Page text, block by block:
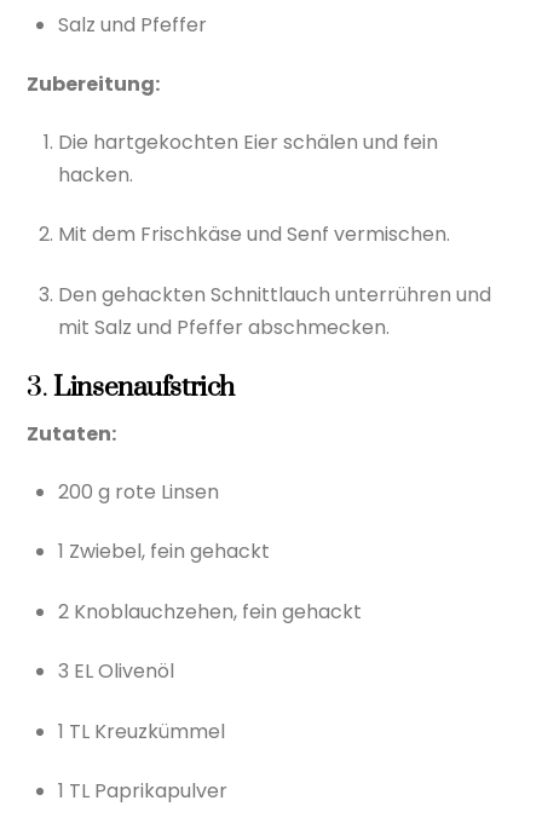
Salz und Pfeffer
Zubereitung:
Die hartgekochten Eier schälen und fein
hacken.
Mit dem Frischkäse und Senf vermischen.
Den gehackten Schnittlauch unterrühren und
mit Salz und Pfeffer abschmecken.
3.Linsenaufstrich
Zutaten:
200 g rote Linsen
1 Zwiebel, fein gehackt
2 Knoblauchzehen, fein gehackt
3 EL Olivenöl
1 TL Kreuzkümmel
1 TL Paprikapulver